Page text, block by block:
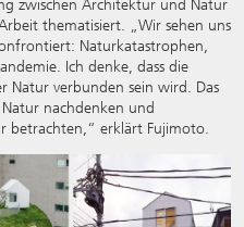
zwischen Architektur und Natur
thematisiert. „Wir sehen uns
Naturkatastrophen,
Ich denke, dass die
verbunden sein wird. Das
nachdenken und
betrachten,“ erklärt Fujimoto.